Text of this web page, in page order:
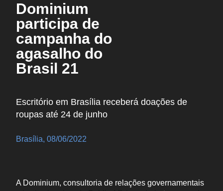
Dominium
participa de
campanha do
agasalho do
Brasil 21
Escritório em Brasília receberá doações de
roupas até 24 de junho
Brasília, 08/06/2022
A Dominium, consultoria de relações governamentais